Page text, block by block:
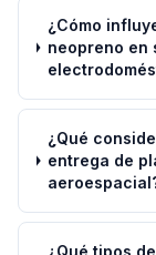
¿Cómo
neopreno en
¿Qué
entrega de
¿Qué tipos